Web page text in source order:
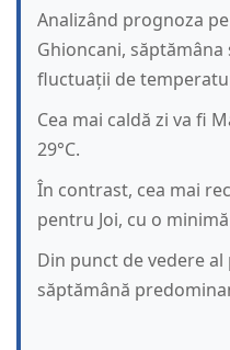
Analizând prognoza
Ghioncani,
fluctuații de
Cea mai caldă zi va fi
29°C.
În contrast, cea mai
pentru Joi, cu o
Din punct de vedere
săptămână